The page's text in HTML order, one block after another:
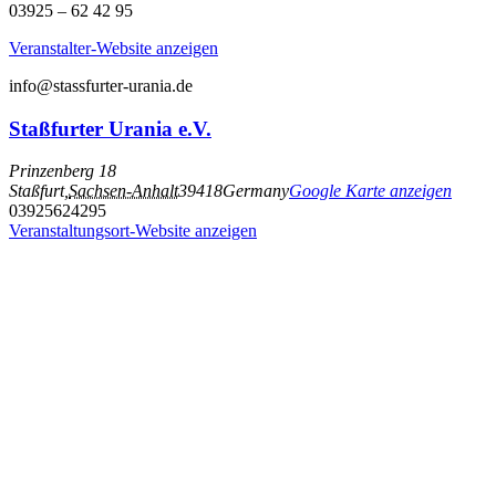
03925 – 62 42 95
Veranstalter-Website anzeigen
info@stassfurter-urania.de
Staßfurter Urania e.V.
Prinzenberg 18
Staßfurt,Sachsen-Anhalt39418GermanyGoogle Karte anzeigen
03925624295
Veranstaltungsort-Website anzeigen